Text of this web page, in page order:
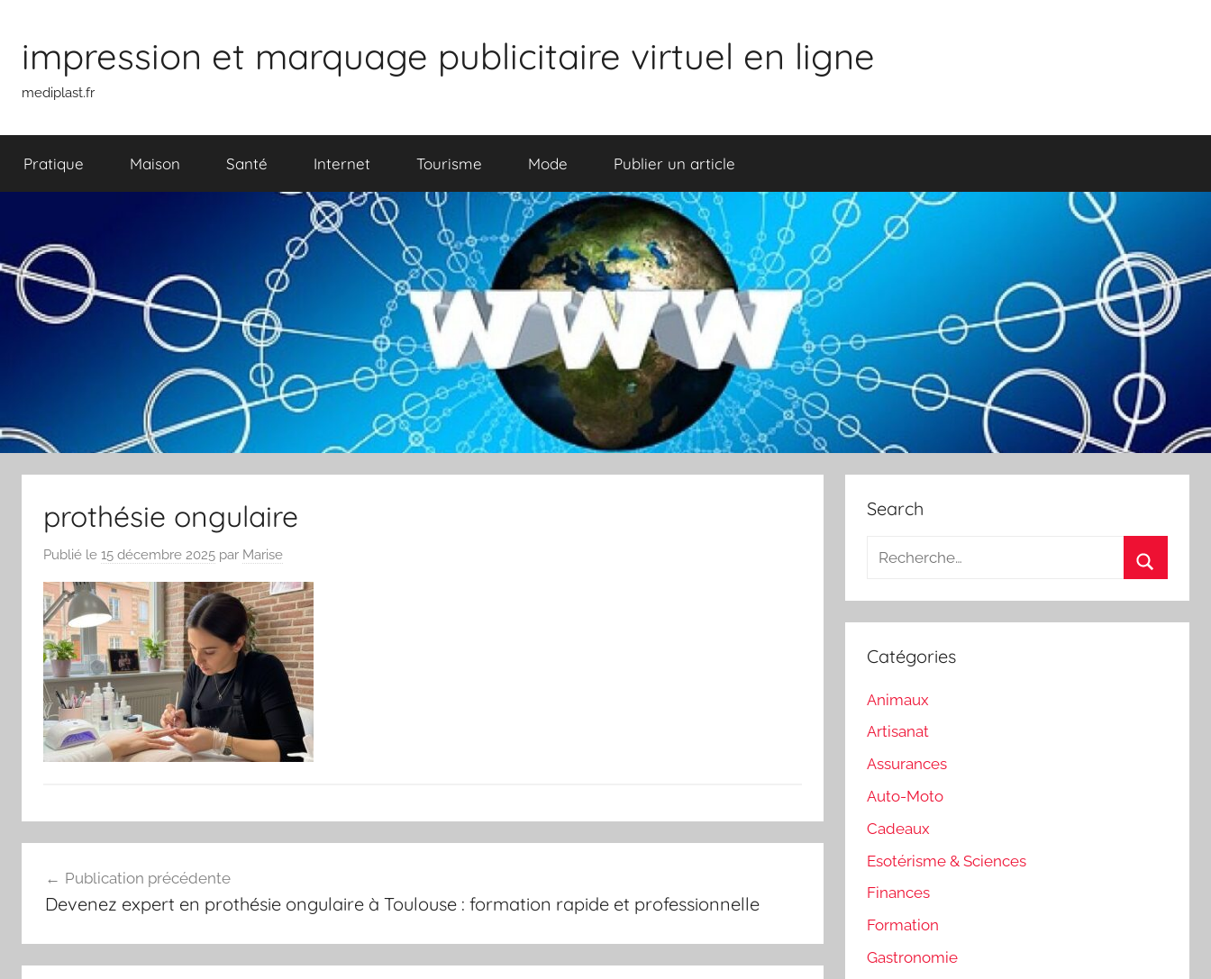
contenuimpression et marquage publicitaire virtuel en ligne
mediplast.fr
Pratique Maison Santé Internet Tourisme Mode Publier un article
prothésie ongulaire
Publié le 15 décembre 2025 par Marise
de
Publication précédente
Devenez expert en prothésie ongulaire à Toulouse : formation rapide et professionnelle
Search
Recherche
:
Catégories
Animaux
Artisanat
Assurances
Auto-Moto
Cadeaux
Esotérisme & Sciences
Finances
Formation
Gastronomie